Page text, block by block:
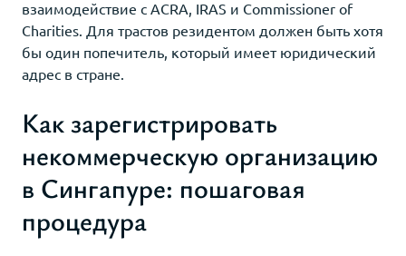
взаимодействие с ACRA, IRAS и Commissioner of
Charities. Для трастов резидентом должен быть хотя
бы один попечитель, который имеет юридический
адрес в стране.
Как зарегистрировать
некоммерческую организацию
в Сингапуре: пошаговая
процедура